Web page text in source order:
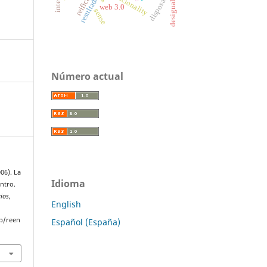
La
,
reen
racionalitydisposal
web 3.0
sense
Número actual
Idioma
English
Español (España)